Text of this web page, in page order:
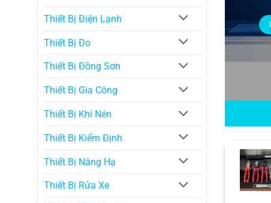
Thiết Bị Điện Lạnh
Thiết Bị Đo
Thiết Bị Đồng Sơn
Thiết Bị Gia Công
Thiết Bị Khí Nén
Thiết Bị Kiểm Định
Thiết Bị Nâng Hạ
Thiết Bị Rửa Xe